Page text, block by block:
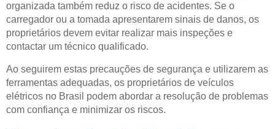
organizada também reduz o risco de acidentes. Se o
carregador ou a tomada apresentarem sinais de danos, os
proprietários devem evitar realizar mais inspeções e
contactar um técnico qualificado.
Ao seguirem estas precauções de segurança e utilizarem as
ferramentas adequadas, os proprietários de veículos
elétricos no Brasil podem abordar a resolução de problemas
com confiança e minimizar os riscos.